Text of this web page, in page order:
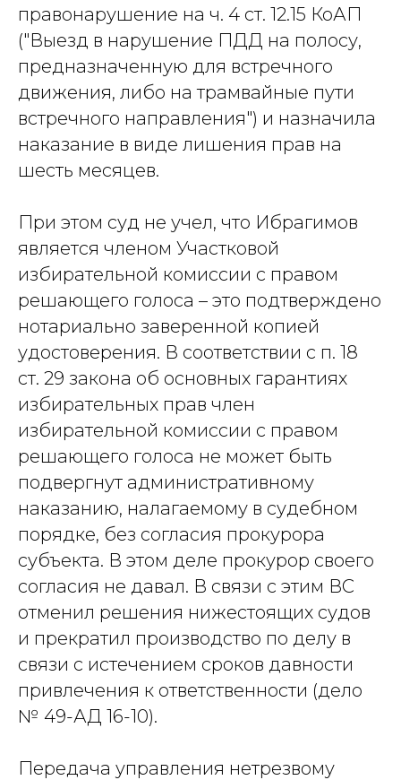
правонарушение на ч. 4 ст. 12.15 КоАП
("Выезд в нарушение ПДД на полосу,
предназначенную для встречного
движения, либо на трамвайные пути
встречного направления") и назначила
наказание в виде лишения прав на
шесть месяцев.
При этом суд не учел, что Ибрагимов
является членом Участковой
избирательной комиссии с правом
решающего голоса – это подтверждено
нотариально заверенной копией
удостоверения. В соответствии с п. 18
ст. 29 закона об основных гарантиях
избирательных прав член
избирательной комиссии с правом
решающего голоса не может быть
подвергнут административному
наказанию, налагаемому в судебном
порядке, без согласия прокурора
субъекта. В этом деле прокурор своего
согласия не давал. В связи с этим ВС
отменил решения нижестоящих судов
и прекратил производство по делу в
связи с истечением сроков давности
привлечения к ответственности (дело
№ 49-АД 16-10).
Передача управления нетрезвому